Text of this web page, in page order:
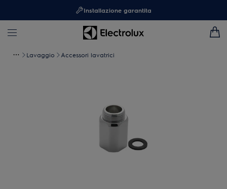
Installazione garantita
Lavaggio Accessori lavatrici